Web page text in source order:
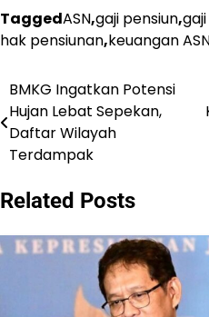
TaggedASN,gaji pensiun,
hak pensiunan,keuangan
Post
navigation
BMKG Ingatkan Potensi
Hujan Lebat Sepekan,
Daftar Wilayah
Terdampak
Related Posts